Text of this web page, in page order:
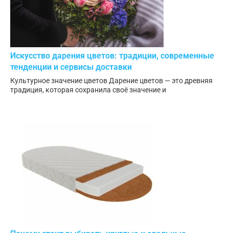
Искусство дарения цветов: традиции, современные
тенденции и сервисы доставки
Культурное значение цветов Дарение цветов — это древняя
традиция, которая сохранила своё значение и